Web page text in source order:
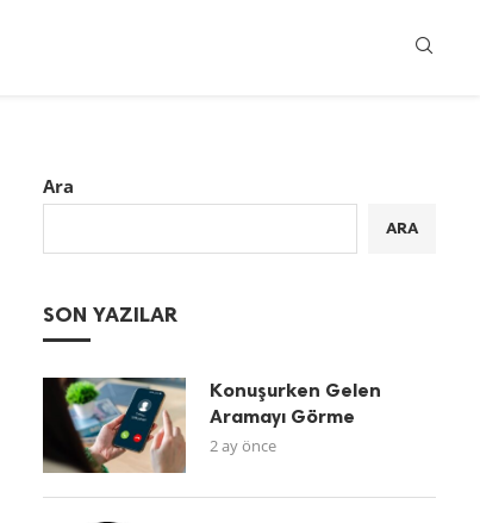
Ara
ARA
SON YAZILAR
Konuşurken Gelen
Aramayı Görme
2 ay önce